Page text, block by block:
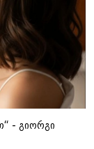
- გიორგი